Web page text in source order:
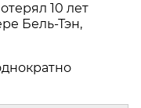
10 лет
Бель-Тэн,